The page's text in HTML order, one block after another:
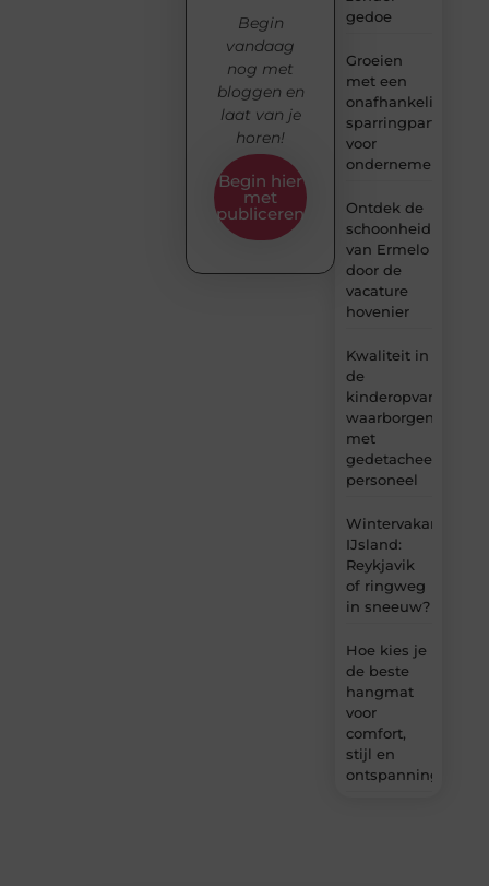
gedoe
Groeien
met een
onafhankelijke
sparringpartner
voor
ondernemers
Ontdek de
schoonheid
van Ermelo
door de
vacature
hovenier
Kwaliteit in
de
kinderopvang
waarborgen
met
gedetacheerd
personeel
Wintervakantie
IJsland:
Reykjavik
of ringweg
in sneeuw?
Hoe kies je
de beste
hangmat
voor
comfort,
stijl en
ontspanning?
Begin
vandaag
nog met
bloggen en
laat van je
horen!
Begin hier
met
publiceren